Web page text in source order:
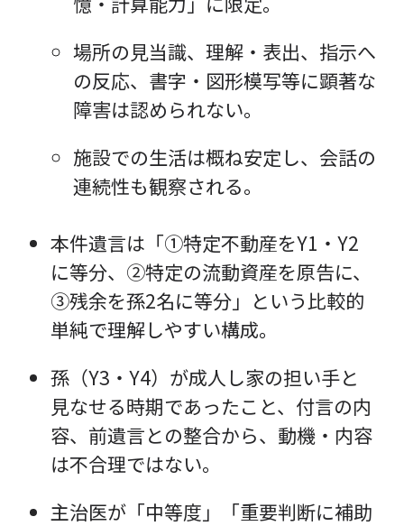
場所の見当識、理解・表出、指示へ
の反応、書字・図形模写等に顕著な
障害は認められない。
施設での生活は概ね安定し、会話の
連続性も観察される。
本件遺言は「①特定不動産をY1・Y2
に等分、②特定の流動資産を原告に、
③残余を孫2名に等分」という比較的
単純で理解しやすい構成。
孫（Y3・Y4）が成人し家の担い手と
見なせる時期であったこと、付言の内
容、前遺言との整合から、動機・内容
は不合理ではない。
主治医が「中等度」「重要判断に補助